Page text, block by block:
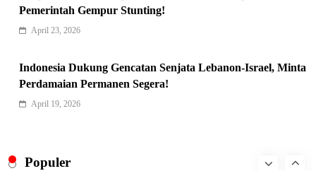
Populer
Keren! Baznas Bangun Sekolah Tenda
Xenco Medical Raih Penghargaan
Pemerintah Gempur Stunting!
April 23, 2026
Indonesia Dukung Gencatan Senjata Lebanon-Israel, Minta
Perdamaian Permanen Segera!
April 19, 2026